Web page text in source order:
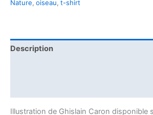
Nature, oiseau, t-shirt
Description
Illustration de Ghislain Caron disponible